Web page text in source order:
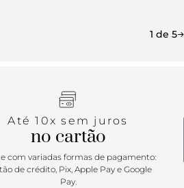
1 de 5
Até 10x sem juros
no cartão
com variadas formas de pagamento:
de crédito, Pix, Apple Pay e Google
Pay.